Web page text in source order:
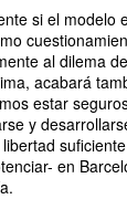
si el modelo
al dilema
acabará
estar
y
en